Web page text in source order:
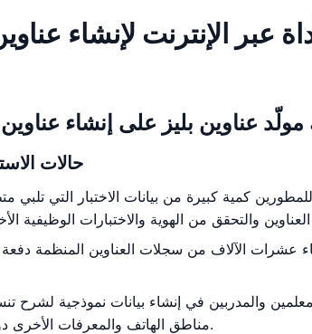
عبر الإنترنت لإنشاء
عناوين بليز على إنشاء
حالات
كمية كبيرة من بيانات الاختبار التي تلبي
عشرات الآلاف من سجلات العناوين المنظمة دفعة
والمدربين في إنشاء بيانات نموذجية لشرح
مناطق الهاتف والمعرفات الأخرى دون استخدام معلومات شخصية حقيقية.